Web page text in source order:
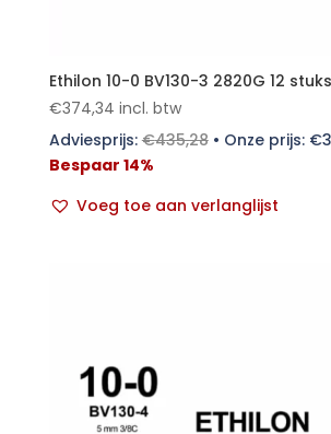
Ethilon 10-0 BV130-3 2820G 12 stuks
€374,34 incl. btw
Adviesprijs:€435,28• Onze prijs: €
Bespaar 14%
Voeg toe aan verlanglijst